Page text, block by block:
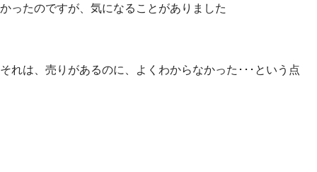
かったのですが、気になることがありました
それは、売りがあるのに、よくわからなかった･･･という点